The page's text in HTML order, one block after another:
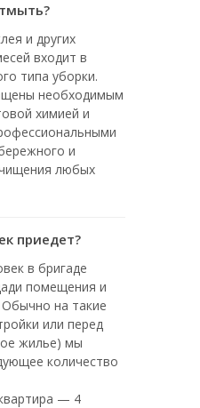
и других
входит в
типа уборки.
необходимым
химией и
и
любых
приедет?
в бригаде
помещения и
на такие
или перед
жилье) мы
количество
— 4